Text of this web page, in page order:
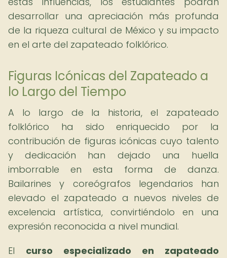
desarrollar una apreciación más profunda
de la riqueza cultural de México y su impacto
en el arte del zapateado folklórico.
Figuras Icónicas del Zapateado a
lo Largo del Tiempo
A lo largo de la historia, el zapateado
folklórico ha sido enriquecido por la
contribución de figuras icónicas cuyo talento
y dedicación han dejado una huella
imborrable en esta forma de danza.
Bailarines y coreógrafos legendarios han
elevado el zapateado a nuevos niveles de
excelencia artística, convirtiéndolo en una
expresión reconocida a nivel mundial.
El curso especializado en zapateado